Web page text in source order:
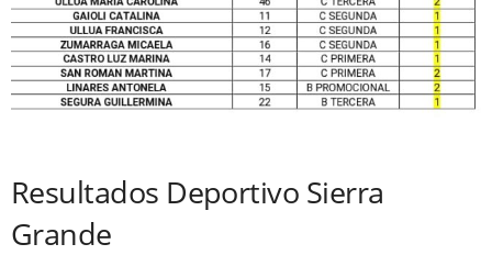
Resultados Deportivo Sierra
Grande